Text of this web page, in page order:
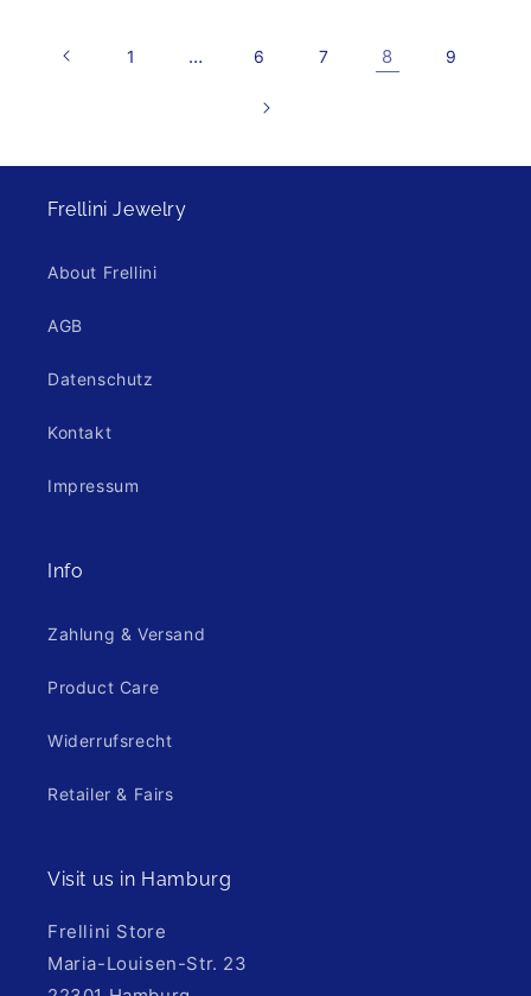
1 … 6 7 8 9
Frellini Jewelry
About Frellini
AGB
Datenschutz
Kontakt
Impressum
Info
Zahlung & Versand
Product Care
Widerrufsrecht
Retailer & Fairs
Visit us in Hamburg
Frellini Store
Maria-Louisen-Str. 23